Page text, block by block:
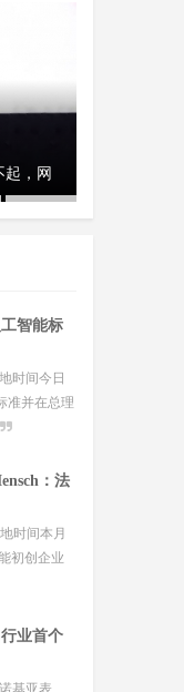
，网
量级大模
正式版之
智能标
：法
时间本月
初创企业
业首个
基亚表
发出全球
字分身